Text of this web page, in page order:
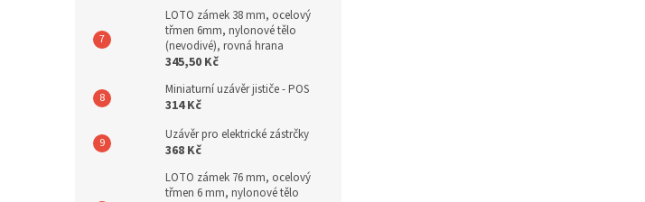
LOTO zámek 38 mm, ocelový
třmen 6mm, nylonové tělo
(nevodivé), rovná hrana
345,50 Kč
Miniaturní uzávěr jističe - POS
314 Kč
Uzávěr pro elektrické zástrčky
368 Kč
LOTO zámek 76 mm, ocelový
třmen 6 mm, nylonové tělo